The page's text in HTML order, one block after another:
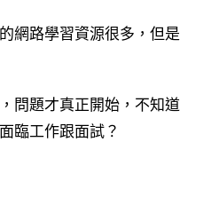
網路學習資源很多，但是
問題才真正開始，不知道
臨工作跟面試？